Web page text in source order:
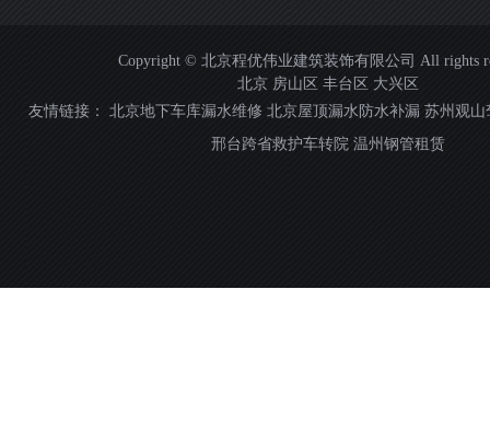
Copyright © 北京程优伟业建筑装饰有限公司 All rights
北京 房山区 丰台区 大兴区
友情链接： 北京地下车库漏水维修 北京屋顶漏水防水补漏 苏州观山
邢台跨省救护车转院 温州钢管租赁